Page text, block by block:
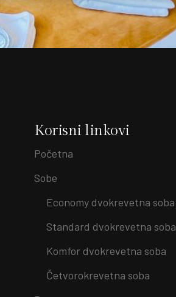
Korisni linkovi
Početna
Sobe
Economy dvokrevetna soba
Standard dvokrevetna soba
Komfor dvokrevetna soba
Četvorokrevetna soba